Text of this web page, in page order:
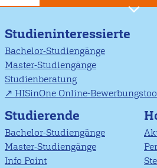
Studieninteressierte
Bachelor-Studiengänge
Master-Studiengänge
Studienberatung
HISinOne Online-
Studierende
Bachelor-Studiengänge
Master-Studiengänge
Info Point